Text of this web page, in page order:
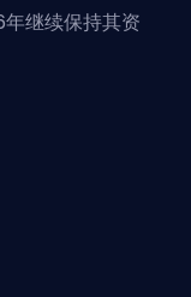
继续保持其资